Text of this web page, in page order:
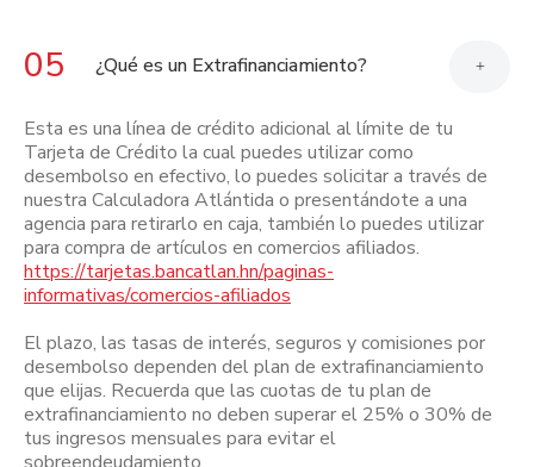
05 ¿Qué es un Extrafinanciamiento? +
Esta es una línea de crédito adicional al límite de tu
Tarjeta de Crédito la cual puedes utilizar como
desembolso en efectivo, lo puedes solicitar a través de
nuestra Calculadora Atlántida o presentándote a una
agencia para retirarlo en caja, también lo puedes utilizar
para compra de artículos en comercios afiliados.
https://tarjetas.bancatlan.hn/paginas-
informativas/comercios-afiliados
El plazo, las tasas de interés, seguros y comisiones por
desembolso dependen del plan de extrafinanciamiento
que elijas. Recuerda que las cuotas de tu plan de
extrafinanciamiento no deben superar el 25% o 30% de
tus ingresos mensuales para evitar el